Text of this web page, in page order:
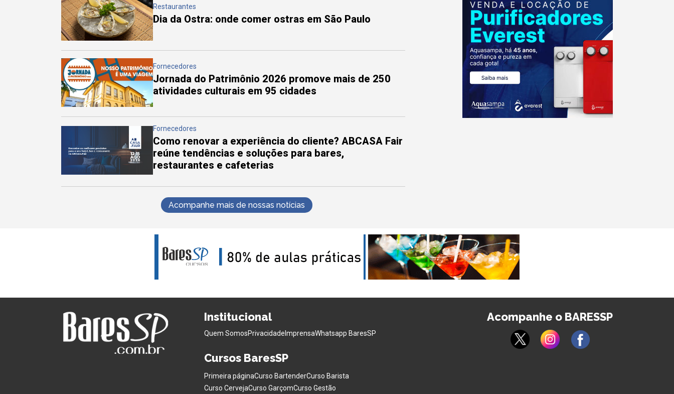
Restaurantes
Dia da Ostra: onde comer ostras em São Paulo
Fornecedores
Jornada do Patrimônio 2026 promove mais de 250
atividades culturais em 95 cidades
Fornecedores
Como renovar a experiência do cliente? ABCASA Fair
reúne tendências e soluções para bares,
restaurantes e cafeterias
Acompanhe mais de nossas notícias
Institucional
Quem SomosPrivacidadeImprensaWhatsapp BaresSP
Cursos BaresSP
Primeira páginaCurso BartenderCurso Barista
Curso CervejaCurso GarçomCurso Gestão
Acompanhe o BARESSP